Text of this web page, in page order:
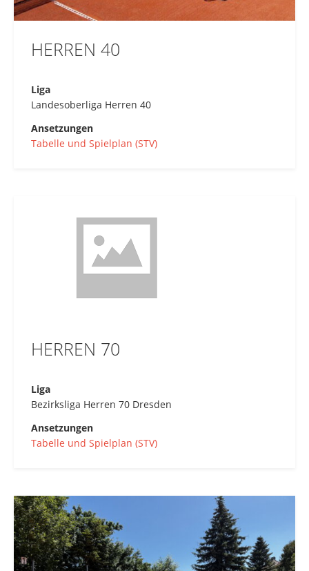
HERREN 40
Liga
Landesoberliga Herren 40
Ansetzungen
Tabelle und Spielplan (STV)
HERREN 70
Liga
Bezirksliga Herren 70 Dresden
Ansetzungen
Tabelle und Spielplan (STV)